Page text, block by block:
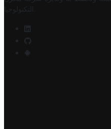
التكنولوجيا